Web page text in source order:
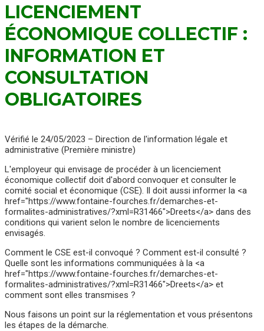
LICENCIEMENT
ÉCONOMIQUE COLLECTIF :
INFORMATION ET
CONSULTATION
OBLIGATOIRES
Vérifié le 24/05/2023 – Direction de l'information légale et
administrative (Première ministre)
L'employeur qui envisage de procéder à un licenciement
économique collectif doit d'abord convoquer et consulter le
comité social et économique (CSE). Il doit aussi informer la <a
href="https://www.fontaine-fourches.fr/demarches-et-
formalites-administratives/?xml=R31466">Dreets</a> dans des
conditions qui varient selon le nombre de licenciements
envisagés.
Comment le CSE est-il convoqué ? Comment est-il consulté ?
Quelle sont les informations communiquées à la <a
href="https://www.fontaine-fourches.fr/demarches-et-
formalites-administratives/?xml=R31466">Dreets</a> et
comment sont elles transmises ?
Nous faisons un point sur la réglementation et vous présentons
les étapes de la démarche.